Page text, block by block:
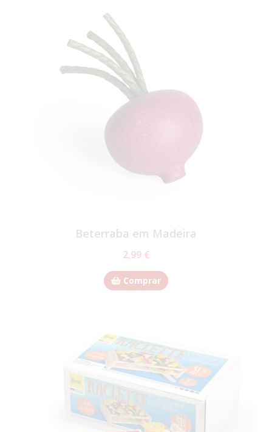
Beterraba em Madeira
2,99 €
Comprar